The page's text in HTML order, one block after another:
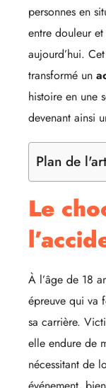
personnes en
entre douleur
aujourd’hui.
transformé un
histoire en une
devenant ainsi
Plan de
Le
À l’âge de 18
épreuve qui va
sa carrière.
elle endure de
nécessitant de